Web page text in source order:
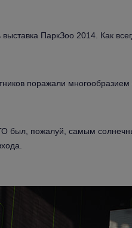
выставка ПаркЗоо 2014. Как
поражали
был, пожалуй, самым